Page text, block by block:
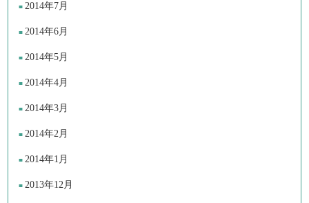
2014年7月
2014年6月
2014年5月
2014年4月
2014年3月
2014年2月
2014年1月
2013年12月